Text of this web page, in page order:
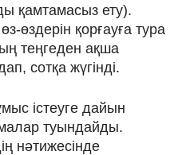
қамтамасыз ету).
өздерін қорғауға тура
теңгеден ақша
сотқа жүгінді.
істеуге дайын
туындайды.
нәтижесінде